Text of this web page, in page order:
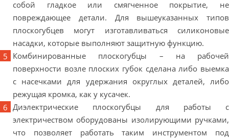
собой гладкое или смягченное покрытие, не
повреждающее детали. Для вышеуказанных типов
плоскогубцев могут изготавливаться силиконовые
насадки, которые выполняют защитную функцию.
Комбинированные плоскогубцы – на рабочей
поверхности возле плоских губок сделана либо выемка
с насечками для удержания округлых деталей, либо
режущая кромка, как у кусачек.
Диэлектрические плоскогубцы для работы с
электричеством оборудованы изолирующими ручками,
что позволяет работать таким инструментом под